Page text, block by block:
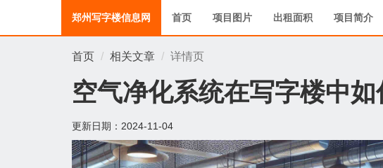
郑州写字楼信息网 首页 项目图片 出租面积 项目简介
首页 相关文章 详情页
空气净化系统在写字楼中
更新日期： 2024-11-04